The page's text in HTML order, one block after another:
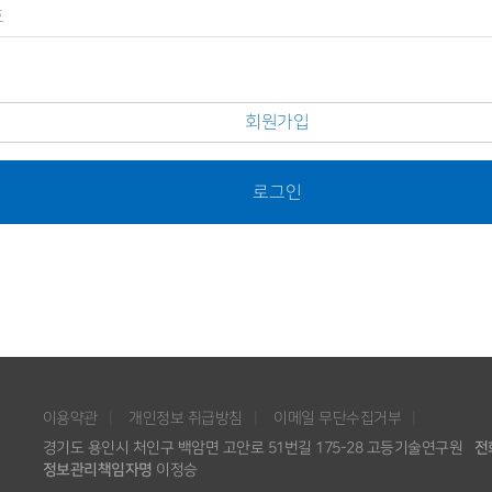
회원가입
로그인
이용약관 개인정보 취급방침
이메일 무단수집거부
경기도 용인시 처인구 백암면 고안로 51번길 175-28 고등기술연구원
전
정보관리책임자명 이정승